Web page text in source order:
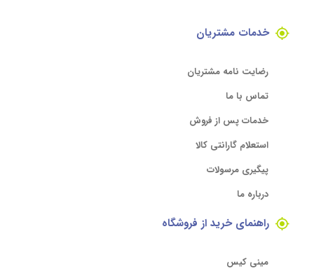
خدمات مشتریان
رضایت نامه مشتریان
تماس با ما
خدمات پس از فروش
استعلام گارانتی کالا
پیگیری مرسولات
درباره ما
راهنمای خرید از فروشگاه
مینی کیس